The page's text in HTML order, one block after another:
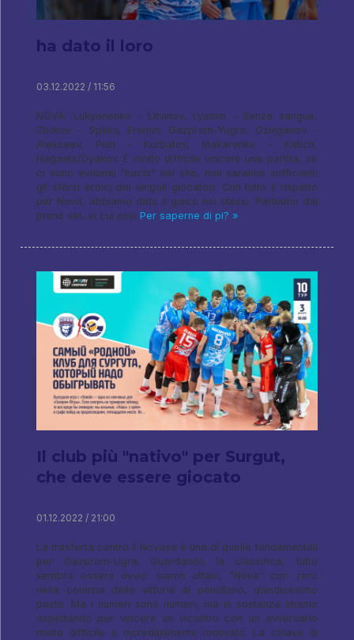
ha dato il loro
03.12.2022 / 11:56
NOVA: Lukyanenko - Litvinov, Lyamin - Senza sangue,
Zhukov - Spilev, Eremin. Gazprom-Yugra: Ozhiganov -
Alekseev, Piun - Kurbatov, Makarenko - Katich,
Nagaets/Dyakov. È molto difficile vincere una partita, se
ci sono evidenti "buchi" nel sito, non saranno sufficienti
gli sforzi eroici dei singoli giocatori. Con tutto il rispetto
per Nova, abbiamo dato il gioco noi stessi. Partiamo dal
primo set, in cui essi Per saperne di pi? »
Il club più "nativo" per Surgut,
che deve essere giocato
01.12.2022 / 21:00
La trasferta contro il Novaya è una di quelle fondamentali
per Gazprom-Ugra. Guardando la classifica, tutto
sembra essere ovvio: siamo ottavi, "Nova" con zero
nella colonna delle vittorie al penultimo, quindicesimo
posto. Ma i numeri sono numeri, ma in sostanza stiamo
aspettando per vincere un incontro con un avversario
molto difficile e incredibilmente motivato. La chiave di